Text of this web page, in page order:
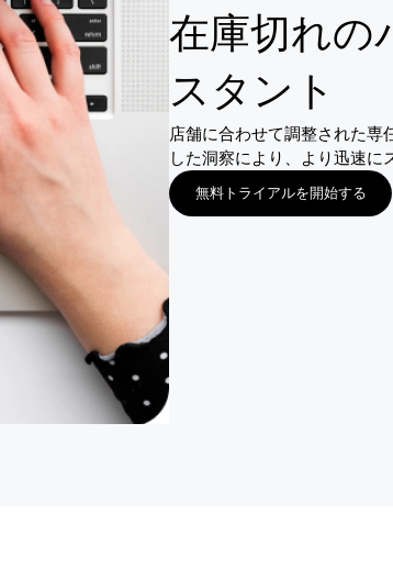
在庫切れの
スタント
店舗に合わせて調整された専
した洞察により、より迅速に
無料トライアルを開始する